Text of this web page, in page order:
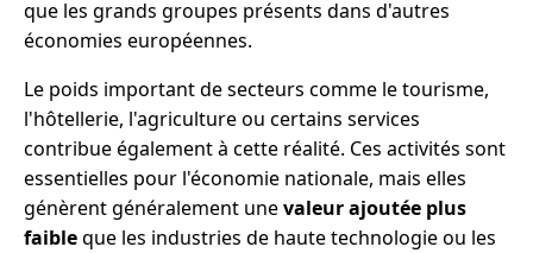
que les grands groupes présents dans d'autres
économies européennes.
Le poids important de secteurs comme le tourisme,
l'hôtellerie, l'agriculture ou certains services
contribue également à cette réalité. Ces activités sont
essentielles pour l'économie nationale, mais elles
génèrent généralement unevaleur ajoutée plus
faibleque les industries de haute technologie ou les